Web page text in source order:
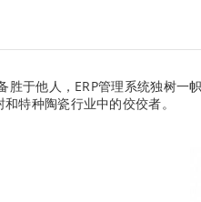
于他人，ERP管理系统独树一
特种陶瓷行业中的佼佼者。